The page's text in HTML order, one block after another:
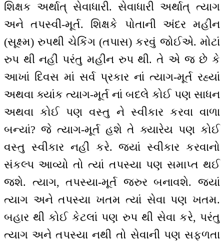
શિક્ષક અર્થાત્ સેવાધારી. સેવાધારી અર્થાત્ ત્યાગ
અને તપસ્વી-મૂર્ત. શિક્ષકે પોતાની અંદર મહીન
(સૂક્ષ્મ) રુપથી ચેકિંગ (તપાસ) કરવું જોઈએ. મોટાં
રુપ થી નહીં પરંતુ મહીન રુપ થી. તે એ જ છે કે
આખાં દિવસ માં સર્વ પ્રકાર નાં ત્યાગ-મૂર્ત રહ્યાં
અથવા ક્યાંક ત્યાગ-મૂર્ત નાં બદલે કોઈ પણ સાધન
અથવા કોઈ પણ વસ્તુ ને સ્વીકાર કરવા વાળા
બન્યાં? જે ત્યાગ-મૂર્ત હશે તે ક્યારેય પણ કોઈ
વસ્તુ સ્વીકાર નહીં કરે. જ્યાં સ્વીકાર કરવાનો
સંકલ્પ આવ્યો તો ત્યાં તપસ્યા પણ સમાપ્ત થઈ
જશે. ત્યાગ, તપસ્યા-મૂર્ત જરુર બનાવશે. જ્યાં
ત્યાગ અને તપસ્યા ખતમ ત્યાં સેવા પણ ખતમ.
બહાર થી કોઈ કેટલાં પણ રુપ થી સેવા કરે, પરંતુ
ત્યાગ અને તપસ્યા નથી તો સેવાની પણ સફળતા